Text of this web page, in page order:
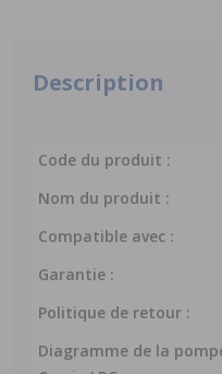
Description
Code du produit :
Nom du produit :
Compatible avec :
Garantie :
Politique de retour :
Diagramme de la